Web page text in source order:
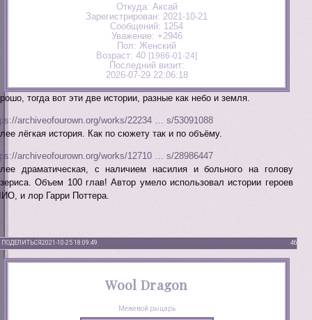
Откуда: Аксай
Зарегистрирован: 2021-10-21
Сообщений: 1254
Уважение: +2946
Пол: Женский
Возраст: 40 [1986-01-24]
Последний визит:
2026-07-29 22:06:18
тогда вот эти две истории, разные как небо и земля.
archiveofourown.org/works/22234 … s/53091088
лёгкая история. Как по сюжету так и по объёму.
archiveofourown.org/works/12710 … s/28986447
драматическая, с наличием насилия и больного на голову
Объем 100 глав! Автор умело использовал истории героев
и лор Гарри Поттера.
ПОДЕЛИТЬСЯ 46
2021-10-25 18:09:49
Wool Dragon
Межевой рыцарь